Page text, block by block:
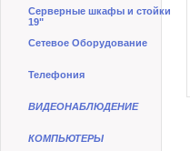
Серверные шкафы и стойки
19"
Сетевое Оборудование
Телефония
ВИДЕОНАБЛЮДЕНИЕ
КОМПЬЮТЕРЫ